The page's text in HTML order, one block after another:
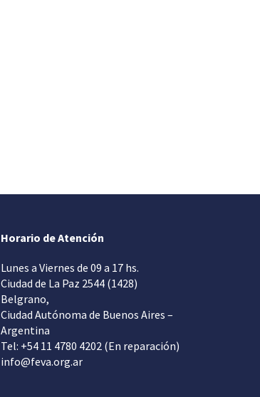
Horario de Atención
Lunes a Viernes de 09 a 17 hs.
Ciudad de La Paz 2544 (1428)
Belgrano,
Ciudad Autónoma de Buenos Aires –
Argentina
Tel: +54 11 4780 4202 (En reparación)
info@feva.org.ar